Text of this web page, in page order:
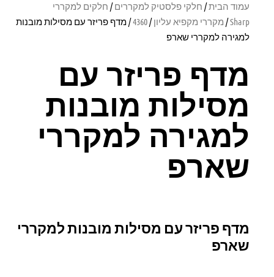
עמוד הבית/ חלקי פלסטיק למקררים/ חלקים למקררי
Sharp
/ מקררי מקפיא עליון/
4360/ מדף פריזר עם מסילות מובנות
למגירה למקררי שארפ
מדף פריזר עם
מסילות מובנות
למגירה למקררי
שארפ
מדף פריזר עם מסילות מובנות למקררי
שארפ